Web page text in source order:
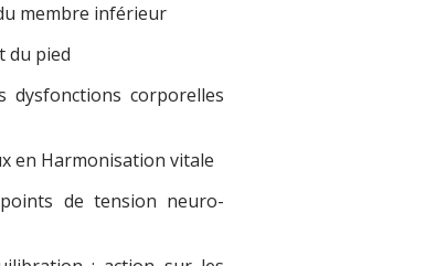
membre inférieur
du pied
dysfonctions corporelles
en Harmonisation vitale
de tension neuro-